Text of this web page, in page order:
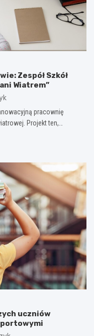
Zespół Szkół
Wiatrem”
pracownię
Projekt ten,…
uczniów